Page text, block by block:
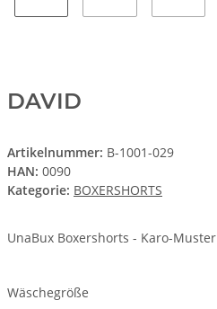
DAVID
Artikelnummer: B-1001-029
HAN: 0090
Kategorie: BOXERSHORTS
UnaBux Boxershorts - Karo-Muster
Wäschegröße